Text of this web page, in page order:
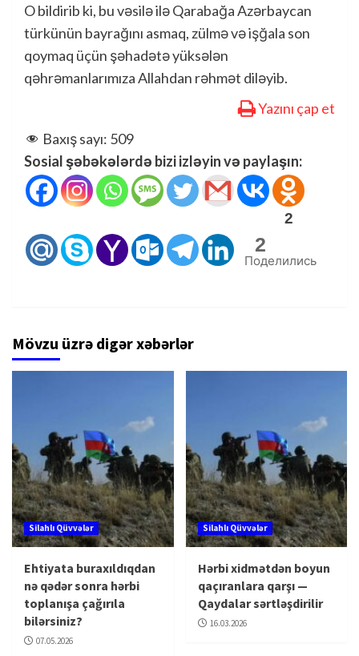
O bildirib ki, bu vəsilə ilə Qarabağa Azərbaycan
türkünün bayrağını asmaq, zülmə və işğala son
qoymaq üçün şəhadətə yüksələn
qəhrəmanlarımıza Allahdan rəhmət diləyib.
Yazını çap et
Baxış sayı: 509
Sosial şəbəkələrdə bizi izləyin və paylaşın:
2
2
Поделились
Mövzu üzrə digər xəbərlər
Silahlı Qüvvələr
Ehtiyata buraxıldıqdan
nə qədər sonra hərbi
toplanışa çağırıla
bilərsiniz?
07.05.2026
Silahlı Qüvvələr
Hərbi xidmətdən boyun
qaçıranlara qarşı —
Qaydalar sərtləşdirilir
16.03.2026